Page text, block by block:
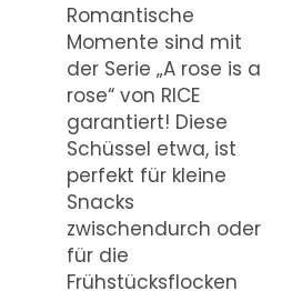
Romantische
Momente sind mit
der Serie „A rose is a
rose“ von RICE
garantiert! Diese
Schüssel etwa, ist
perfekt für kleine
Snacks
zwischendurch oder
für die
Frühstücksflocken